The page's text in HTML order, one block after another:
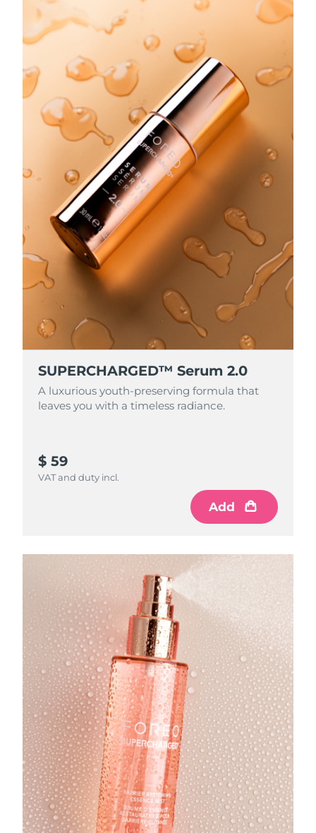
SUPERCHARGED™ Serum 2.0
A luxurious youth-preserving formula that
leaves you with a timeless radiance.
$ 59
VAT and duty incl.
Add